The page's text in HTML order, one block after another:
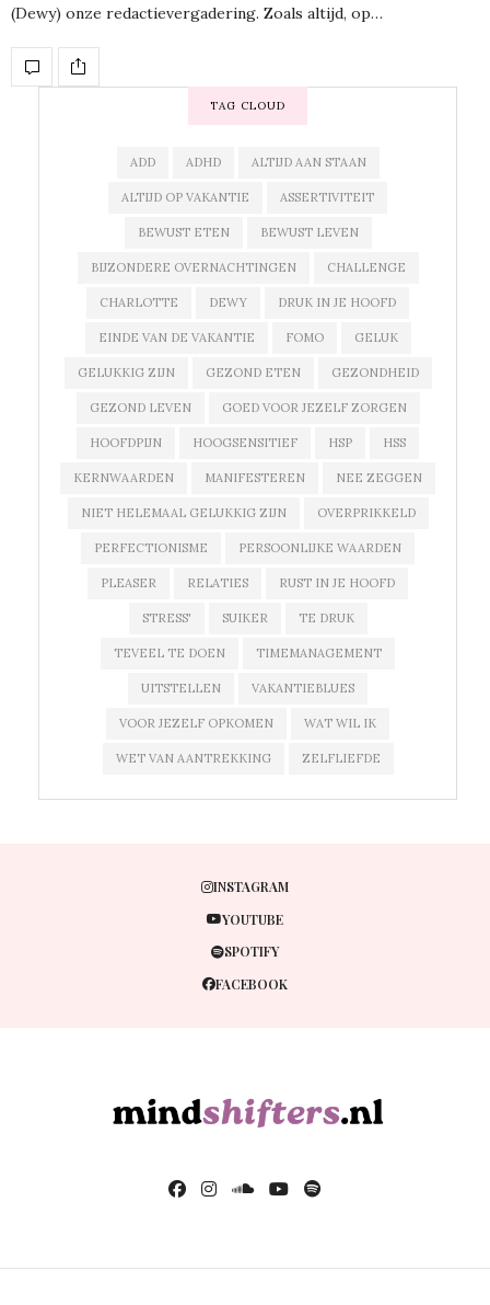
(Dewy) onze redactievergadering. Zoals altijd, op…
TAG CLOUD
ADD ADHD ALTIJD AAN STAAN
ALTIJD OP VAKANTIE ASSERTIVITEIT
BEWUST ETEN BEWUST LEVEN
BIJZONDERE OVERNACHTINGEN CHALLENGE
CHARLOTTE DEWY DRUK IN JE HOOFD
EINDE VAN DE VAKANTIE FOMO GELUK
GELUKKIG ZIJN GEZOND ETEN GEZONDHEID
GEZOND LEVEN GOED VOOR JEZELF ZORGEN
HOOFDPIJN HOOGSENSITIEF HSP HSS
KERNWAARDEN MANIFESTEREN NEE ZEGGEN
NIET HELEMAAL GELUKKIG ZIJN OVERPRIKKELD
PERFECTIONISME PERSOONLIJKE WAARDEN
PLEASER RELATIES RUST IN JE HOOFD
STRESS' SUIKER TE DRUK
TEVEEL TE DOEN TIMEMANAGEMENT
UITSTELLEN VAKANTIEBLUES
VOOR JEZELF OPKOMEN WAT WIL IK
WET VAN AANTREKKING ZELFLIEFDE
INSTAGRAM
YOUTUBE
SPOTIFY
FACEBOOK